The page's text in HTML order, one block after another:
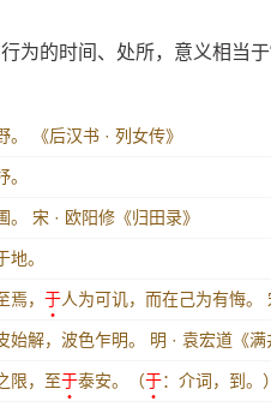
为的时间、处所，意义相当于
。 《后汉书 · 列女传》
。
。 宋 · 欧阳修《归田录》
地。
焉， 于人为可讥，而在己为有悔。
始解，波色乍明。 明 · 袁宏道《满
限，至于泰安。（于：介词，到。